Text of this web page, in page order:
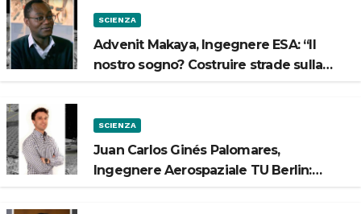
SCIENZA
Advenit Makaya, Ingegnere ESA: “Il
nostro sogno? Costruire strade sulla
SCIENZA
Juan Carlos Ginés Palomares,
Ingegnere Aerospaziale TU Berlin: